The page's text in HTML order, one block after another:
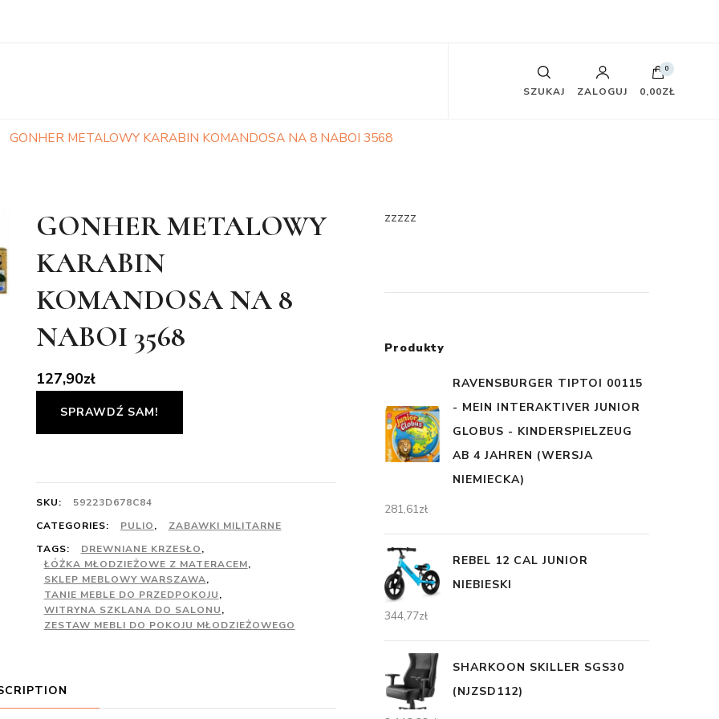
SZUKAJ ZALOGUJ
0
0,00ZŁ
GONHER METALOWY KARABIN KOMANDOSA NA 8 NABOI 3568
GONHER METALOWY
KARABIN
KOMANDOSA NA 8
NABOI 3568
127,90zł
SPRAWDŹ SAM!
SKU:
59223D678C84
CATEGORIES:
PULIO,
ZABAWKI MILITARNE
TAGS:
DREWNIANE KRZESŁO,
ŁÓŻKA MŁODZIEŻOWE Z MATERACEM,
SKLEP MEBLOWY WARSZAWA,
TANIE MEBLE DO PRZEDPOKOJU,
WITRYNA SZKLANA DO SALONU,
ZESTAW MEBLI DO POKOJU MŁODZIEŻOWEGO
zzzzz
Produkty
RAVENSBURGER TIPTOI 00115
- MEIN INTERAKTIVER JUNIOR
GLOBUS - KINDERSPIELZEUG
AB 4 JAHREN (WERSJA
NIEMIECKA)
281,61zł
REBEL 12 CAL JUNIOR
NIEBIESKI
344,77zł
SHARKOON SKILLER SGS30
(NJZSD112)